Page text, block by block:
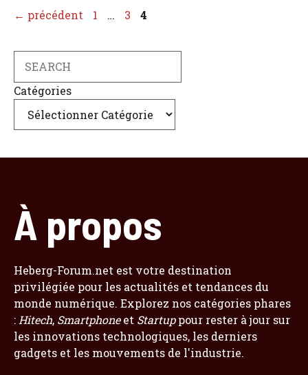
← précédent Page
1 … Page
3 Page
4
Catégories
À propos
Heberg-Forum.net est votre destination
privilégiée pour les actualités et tendances du
monde numérique. Explorez nos catégories phares
:Hitech, Smartphoneet Startuppour rester à jour sur
les innovations technologiques, les derniers
gadgets et les mouvements de l'industrie.